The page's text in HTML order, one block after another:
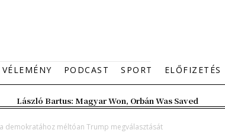
VÉLEMÉNY PODCAST SPORT ELŐFIZETÉS
László Bartus: Magyar Won, Orbán Was Saved
demokratához méltóan Trump megválasztását